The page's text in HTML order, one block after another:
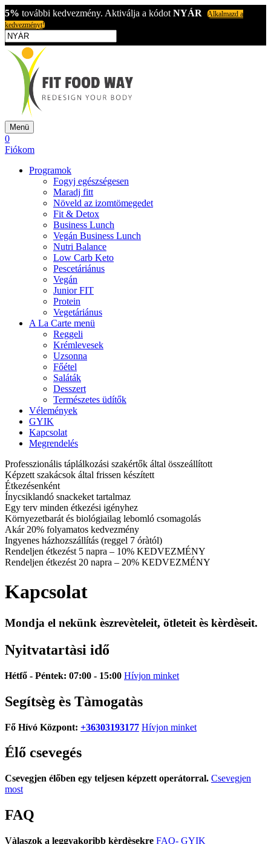
5% további kedvezmény. Aktiválja a kódot NYÁR
Alkalmazd a
kedvezményt!
Menü
0
Fiókom
Programok
Fogyj egészségesen
Maradj fitt
Növeld az izomtömegedet
Fit & Detox
Business Lunch
Vegán Business Lunch
Nutri Balance
Low Carb Keto
Pescetáriánus
Vegán
Junior FIT
Protein
Vegetáriánus
A La Carte menü
Reggeli
Krémlevesek
Uzsonna
Főétel
Saláták
Desszert
Természetes üdítők
Vélemények
GYIK
Kapcsolat
Megrendelés
Professzionális táplálkozási szakértők által összeállított
Képzett szakácsok által frissen készített
Étkezésenként
Ínycsiklandó snackeket tartalmaz
Egy terv minden étkezési igényhez
Környezetbarát és biológiailag lebomló csomagolás
Akár 20% folyamatos kedvezmény
Ingyenes házhozszállítás (reggel 7 óràtól)
Rendeljen étkezést 5 napra – 10% KEDVEZMÉNY
Rendeljen étkezést 20 napra – 20% KEDVEZMÉNY
Kapcsolat
Mondja el nekünk èszrevèteleit, ötleteit ès kèrdèseit.
Nyitvatartàsi idő
Hétfő - Péntek: 07:00 - 15:00 Hívjon minket
Segítsèg ès Tàmogatàs
Fő Hívó Központ: +36303193177 Hívjon minket
Élő csevegés
Csevegjen élőben egy teljesen képzett operátorral. Csevegjen
most
FAQ
Vàlaszok a leggyakoribb kèrdèsekre FAQ- GYIK